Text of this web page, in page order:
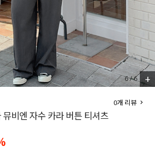
블라우스
원피스
팬츠
스커트
언더웨어
6/6 +
뮤비엔 자수 카라 버튼 티셔츠
0개 리뷰